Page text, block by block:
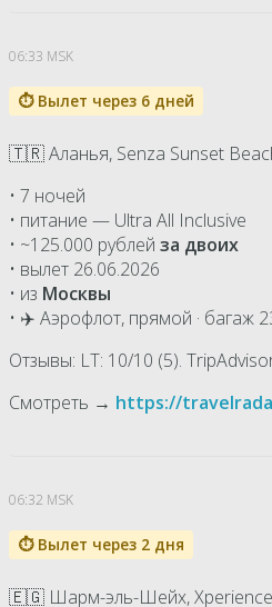
06:33 MSK
⏱ Вылет через 6 дней
🇹🇷 Аланья, Senza Sunset
• 7 ночей
• питание — Ultra All Inclusive
• ~125.000 рублей за двоих
• вылет 26.06.2026
• из Москвы
• ✈️ Аэрофлот, прямой · багаж
Отзывы: LT: 10/10 (5).
Смотреть → https://
06:32 MSK
⏱ Вылет через 2 дня
🇪🇬 Шарм-эль-Шейх,